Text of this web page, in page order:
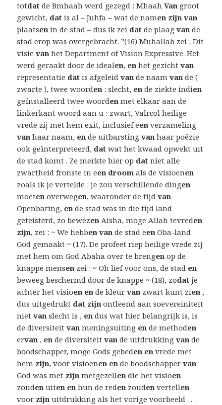
totdat de Bmhaah werd gezegd : MhaahVan groot
gewicht, dat is al – Juhfa – wat de namen zijn van
plaatsen in de stad – dus ik zei dat de plaagvan de
stad erop was overgebracht. ”(16) Muhallab zei : Dit
visievan het Department of Vision Expressive. Het
werd geraakt door de idealen, en het gezichtvan
representatie dat is afgeleidvan de naamvan de (
zwarte ), twee woorden : slecht, en de ziekte indien
geïnstalleerd twee woorden met elkaar aan de
linkerkant woord aan u : zwart, Valrcol heilige
vrede zij met hem exit, inclusief een verzameling
van haar naam, en de uitbarstingvan haar poëzie
ook geïnterpreteerd, dat wat het kwaad opwekt uit
de stad komt . Ze merkte hier op dat niet alle
zwartheid fronste in een droom als de visioenen
zoals ik je vertelde : je zou verschillende dingen
moeten overwegen, waaronder de tijdvan
Openbaring, en de stad was in die tijd land
geteisterd, zo bewezen Aisha, moge Allah tevreden
zijn, zei : ~ We hebben van de stad een Oba-land
God gemaakt ~ (17). De profeet riep heilige vrede zij
met hem om God Abaha over te brengen op de
knappe mensen zei : ~ Oh lief voor ons, de stad en
beweeg beschermd door de knappe ~ (18), zodat je
achter het visioen en de kleurvan zwart kunt zien ,
dus uitgedrukt dat zijn ontleend aan soevereiniteit
nietvan slecht is , en dus wat hier belangrijk is, is
de diversiteitvan meningsuiting en de methoden
ervan , en de diversiteitvan de uitdrukkingvan de
boodschapper, moge Gods gebeden en vrede met
hem zijn, voor visioenen en de boodschappervan
God was met zijn metgezellen die het visioen
zouden uiten en hun de reden zouden vertellen
voor zijn uitdrukking als het vorige voorbeeld . . .